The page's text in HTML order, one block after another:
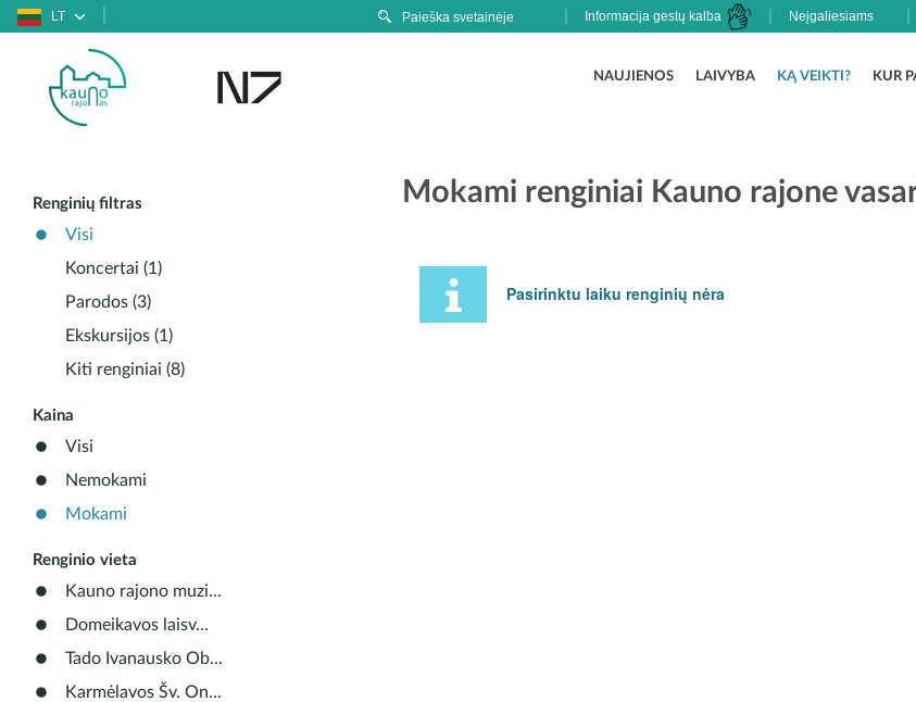
LT Neįgaliesiams
Informacija gestų kalba
NAUJIENOS LAIVYBA KĄ VEIKTI? KUR
Renginių filtras
Visi
Koncertai (1)
Parodos (3)
Ekskursijos (1)
Kiti renginiai (8)
Kaina
Visi
Nemokami
Mokami
Renginio vieta
Kauno rajono muzi...
Domeikavos laisv...
Tado Ivanausko Ob...
Karmėlavos Šv. On...
Mokami renginiai Kauno rajone
Pasirinktu laiku renginių nėra